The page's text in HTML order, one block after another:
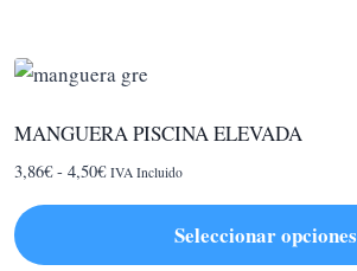
MANGUERA PISCINA ELEVADA
3,86€ - 4,50€Rango
IVA Incluido
Seleccionar opciones